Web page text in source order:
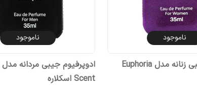
ناموجود
ادوپرفیوم جیبی زنانه مدل Euphoria
ناموجود
Scent اسکلاره